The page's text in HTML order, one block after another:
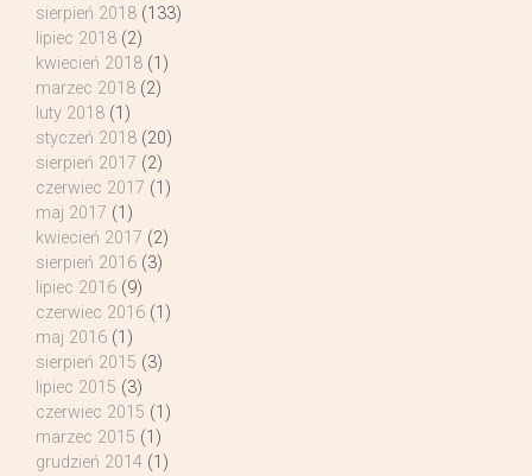
sierpień 2018 (133)
lipiec 2018 (2)
kwiecień 2018 (1)
marzec 2018 (2)
luty 2018 (1)
styczeń 2018 (20)
sierpień 2017 (2)
czerwiec 2017 (1)
maj 2017 (1)
kwiecień 2017 (2)
sierpień 2016 (3)
lipiec 2016 (9)
czerwiec 2016 (1)
maj 2016 (1)
sierpień 2015 (3)
lipiec 2015 (3)
czerwiec 2015 (1)
marzec 2015 (1)
grudzień 2014 (1)